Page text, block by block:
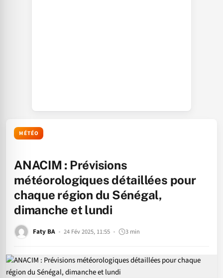
MÉTÉO
ANACIM : Prévisions
météorologiques détaillées pour
chaque région du Sénégal,
dimanche et lundi
Faty BA 24 Fév 2025, 11:55 3 min